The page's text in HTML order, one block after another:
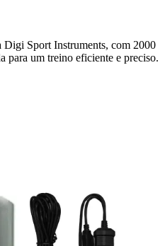
Sport Instruments, com 2000
para um treino eficiente e preciso.